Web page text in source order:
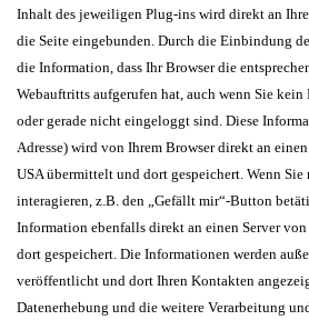
Inhalt des jeweiligen Plug-ins wird direkt an
die Seite eingebunden. Durch die Einbindung
die Information, dass Ihr Browser die
Webauftritts aufgerufen hat, auch wenn Sie
oder gerade nicht eingeloggt sind. Diese
Adresse) wird von Ihrem Browser direkt an
USA übermittelt und dort gespeichert. Wenn
interagieren, z.B. den „Gefällt mir“-Button
Information ebenfalls direkt an einen Server
dort gespeichert. Die Informationen werden
veröffentlicht und dort Ihren Kontakten
Datenerhebung und die weitere Verarbeitung